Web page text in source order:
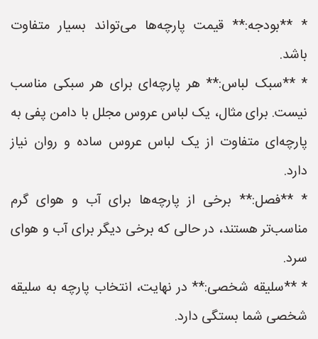
* **بودجه:** قیمت پارچه‌ها می‌تواند بسیار متفاوت
باشد.
* **سبک لباس:** هر پارچه‌ای برای هر سبکی مناسب
نیست. برای مثال، یک لباس عروس مجلل با دامن پفی به
پارچه‌ای متفاوت از یک لباس عروس ساده و روان نیاز
دارد.
* **فصل:** برخی از پارچه‌ها برای آب و هوای گرم
مناسب‌تر هستند، در حالی که برخی دیگر برای آب و هوای
سرد.
* **سلیقه شخصی:** در نهایت، انتخاب پارچه به سلیقه
شخصی شما بستگی دارد.